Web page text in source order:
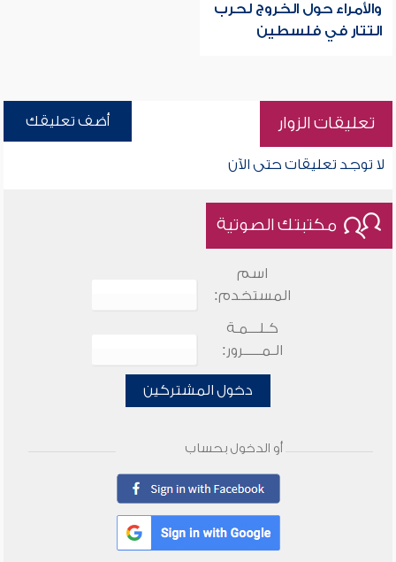
والأمراء حول الخروج لحرب
التتار في فلسطين
تعليقات الزوار أضف تعليقك
لا توجد تعليقات حتى الآن
مكتبتك الصوتية
اسم
المستخدم:
كـلـــمـة
الـمـــــرور:
دخول المشتركين
أو الدخول بحساب